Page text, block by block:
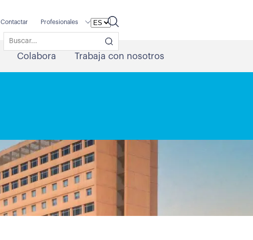
Contactar Profesionales
Colabora Trabaja con nosotros